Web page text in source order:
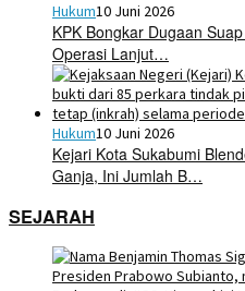
Hukum10 Juni 2026
KPK Bongkar Dugaan
Operasi Lanjut…
Hukum10 Juni 2026
Kejari Kota Sukabumi
Ganja, Ini Jumlah B…
SEJARAH